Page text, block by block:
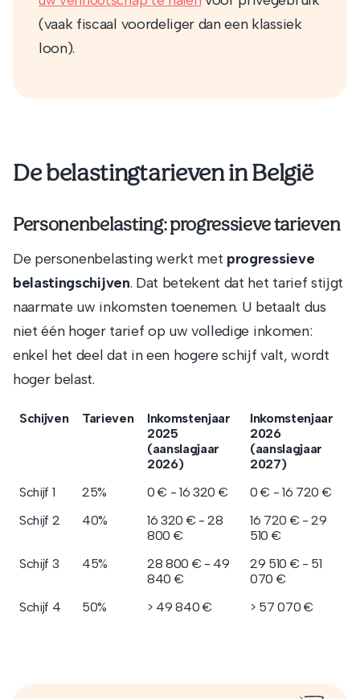
(vaak fiscaal voordeliger dan een klassiek
loon).
De belastingtarieven in België
Personenbelasting: progressieve tarieven
De personenbelasting werkt met progressieve
belastingschijven. Dat betekent dat het tarief stijgt
naarmate uw inkomsten toenemen. U betaalt dus
niet één hoger tarief op uw volledige inkomen:
enkel het deel dat in een hogere schijf valt, wordt
hoger belast.
Schijven Tarieven
Inkomstenjaar
2025
(aanslagjaar
2026)
Inkomstenjaar
2026
(aanslagjaar
2027)
Schijf 1
25% 0 € - 16 320 €
0 € - 16 720 €
Schijf 2
40%
16 320 € - 28
800 €
16 720 € - 29
510 €
Schijf 3
45%
28 800 € - 49
840 €
29 510 € - 51
070 €
Schijf 4
50% > 49 840 € > 57 070 €